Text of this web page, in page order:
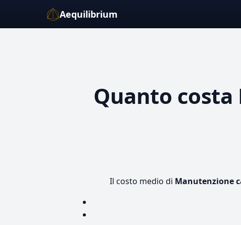
Aequilibrium
Quanto costa
Il costo medio di Manutenzione